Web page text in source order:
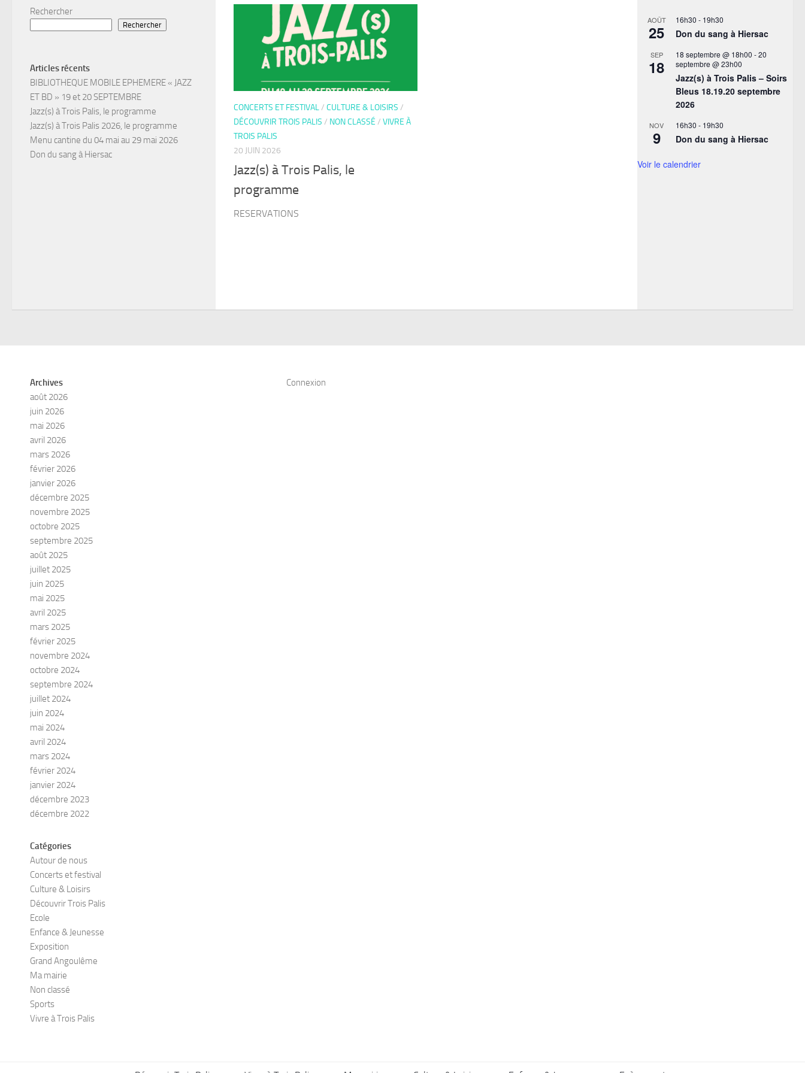
CONCERTS ET FESTIVAL/ CULTURE & LOISIRS /
DÉCOUVRIR TROIS PALIS / NON CLASSÉ / VIVRE À
TROIS PALIS
20 JUIN 2026
Jazz(s) à Trois Palis, le
programme
RESERVATIONS
Rechercher
Rechercher
Articles récents
BIBLIOTHEQUE MOBILE EPHEMERE « JAZZ
ET BD » 19 et 20 SEPTEMBRE
Jazz(s) à Trois Palis, le programme
Jazz(s) à Trois Palis 2026, le programme
Menu cantine du 04 mai au 29 mai 2026
Don du sang à Hiersac
AOÛT
25
16h30 - 19h30
Don du sang à Hiersac
SEP
18
18 septembre @ 18h00 -20
septembre @ 23h00
Jazz(s) à Trois Palis – Soirs
Bleus 18.19.20 septembre
2026
NOV
9
16h30 - 19h30
Don du sang à Hiersac
Voir le calendrier
Archives
août 2026
juin 2026
mai 2026
avril 2026
mars 2026
février 2026
janvier 2026
décembre 2025
novembre 2025
octobre 2025
septembre 2025
août 2025
juillet 2025
juin 2025
mai 2025
avril 2025
mars 2025
février 2025
novembre 2024
octobre 2024
septembre 2024
juillet 2024
juin 2024
mai 2024
avril 2024
mars 2024
février 2024
janvier 2024
décembre 2023
décembre 2022
Catégories
Autour de nous
Concerts et festival
Culture & Loisirs
Découvrir Trois Palis
Ecole
Enfance & Jeunesse
Exposition
Grand Angoulême
Ma mairie
Non classé
Sports
Vivre à Trois Palis
Connexion